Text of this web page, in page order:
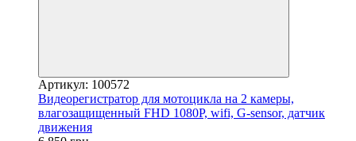
Артикул: 100572
Видеорегистратор для мотоцикла на 2 камеры,
влагозащищенный FHD 1080P, wifi, G-sensor, датчик
движения